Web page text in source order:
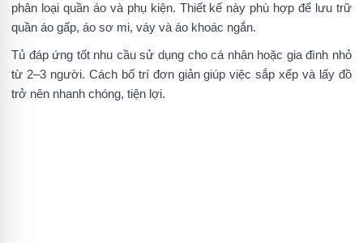
phân loại quần áo và phụ kiện. Thiết kế này phù hợp để lưu trữ
quần áo gấp, áo sơ mi, váy và áo khoác ngắn.
Tủ đáp ứng tốt nhu cầu sử dụng cho cá nhân hoặc gia đình nhỏ
từ 2–3 người. Cách bố trí đơn giản giúp việc sắp xếp và lấy đồ
trở nên nhanh chóng, tiện lợi.